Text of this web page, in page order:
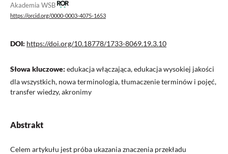
Akademia WSB
https://orcid.org/0000-0003-4075-1653
DOI: https://doi.org/10.18778/1733-8069.19.3.10
Słowa kluczowe: edukacja włączająca, edukacja wysokiej jakości
dla wszystkich, nowa terminologia, tłumaczenie terminów i pojęć,
transfer wiedzy, akronimy
Abstrakt
Celem artykułu jest próba ukazania znaczenia przekładu